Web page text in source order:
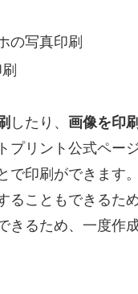
の写真印刷
したり、 画像を印刷
プリント公式ペー
で印刷ができます。
ることもできるた
きるため、一度作